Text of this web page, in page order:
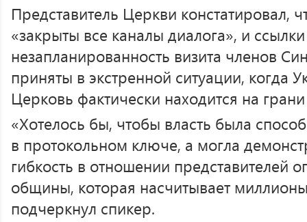
Представитель Церкви констатировал,
«закрыты все каналы диалога», и
незапланированность визита членов
приняты в экстренной ситуации, когда
Церковь фактически находится на
«Хотелось бы, чтобы власть была
в протокольном ключе, а могла
гибкость в отношении представителей
общины, которая насчитывает
подчеркнул спикер.